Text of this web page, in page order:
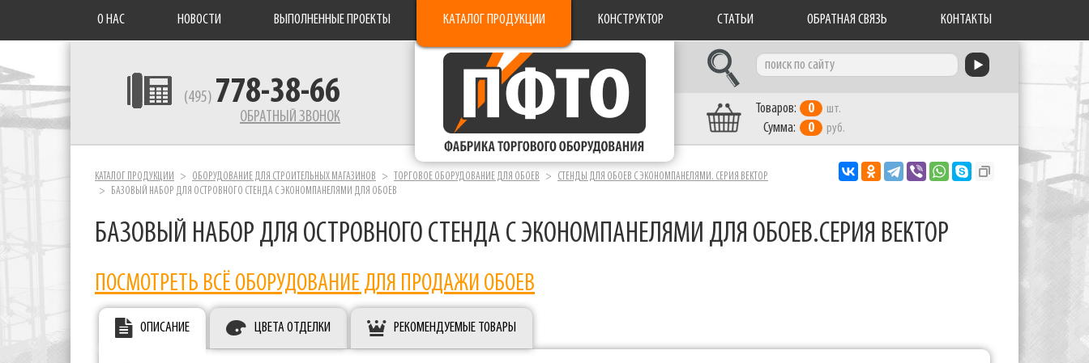
О НАС НОВОСТИ ВЫПОЛНЕННЫЕ ПРОЕКТЫ КАТАЛОГ ПРОДУКЦИИ КОНСТРУКТОР СТАТЬИ ОБРАТНАЯ СВЯЗЬ КОНТАКТЫ
(495) 778-38-66
ОБРАТНЫЙ ЗВОНОК
Товаров: 0 шт.
Сумма: 0 руб.
КАТАЛОГ ПРОДУКЦИИ ОБОРУДОВАНИЕ ДЛЯ СТРОИТЕЛЬНЫХ МАГАЗИНОВ ТОРГОВОЕ ОБОРУДОВАНИЕ ДЛЯ ОБОЕВ
СТЕНДЫ ДЛЯ ОБОЕВ С ЭКОНОМПАНЕЛЯМИ. СЕРИЯ ВЕКТОР
БАЗОВЫЙ НАБОР ДЛЯ ОСТРОВНОГО СТЕНДА С ЭКОНОМПАНЕЛЯМИ ДЛЯ ОБОЕВ
БАЗОВЫЙ НАБОР ДЛЯ ОСТРОВНОГО СТЕНДА С ЭКОНОМПАНЕЛЯМИ ДЛЯ ОБОЕВ.СЕРИЯ ВЕКТОР
ПОСМОТРЕТЬ ВСЁ ОБОРУДОВАНИЕ ДЛЯ ПРОДАЖИ ОБОЕВ
ОПИСАНИЕ ЦВЕТА ОТДЕЛКИ РЕКОМЕНДУЕМЫЕ ТОВАРЫ